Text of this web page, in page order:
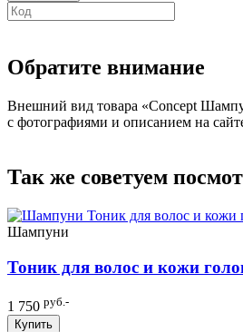
Обратите внимание
Внешний вид товара «Concept
с фотографиями и описанием на
Так же советуем
Шампуни
Тоник для волос и кожи
1 750 руб.-
Купить